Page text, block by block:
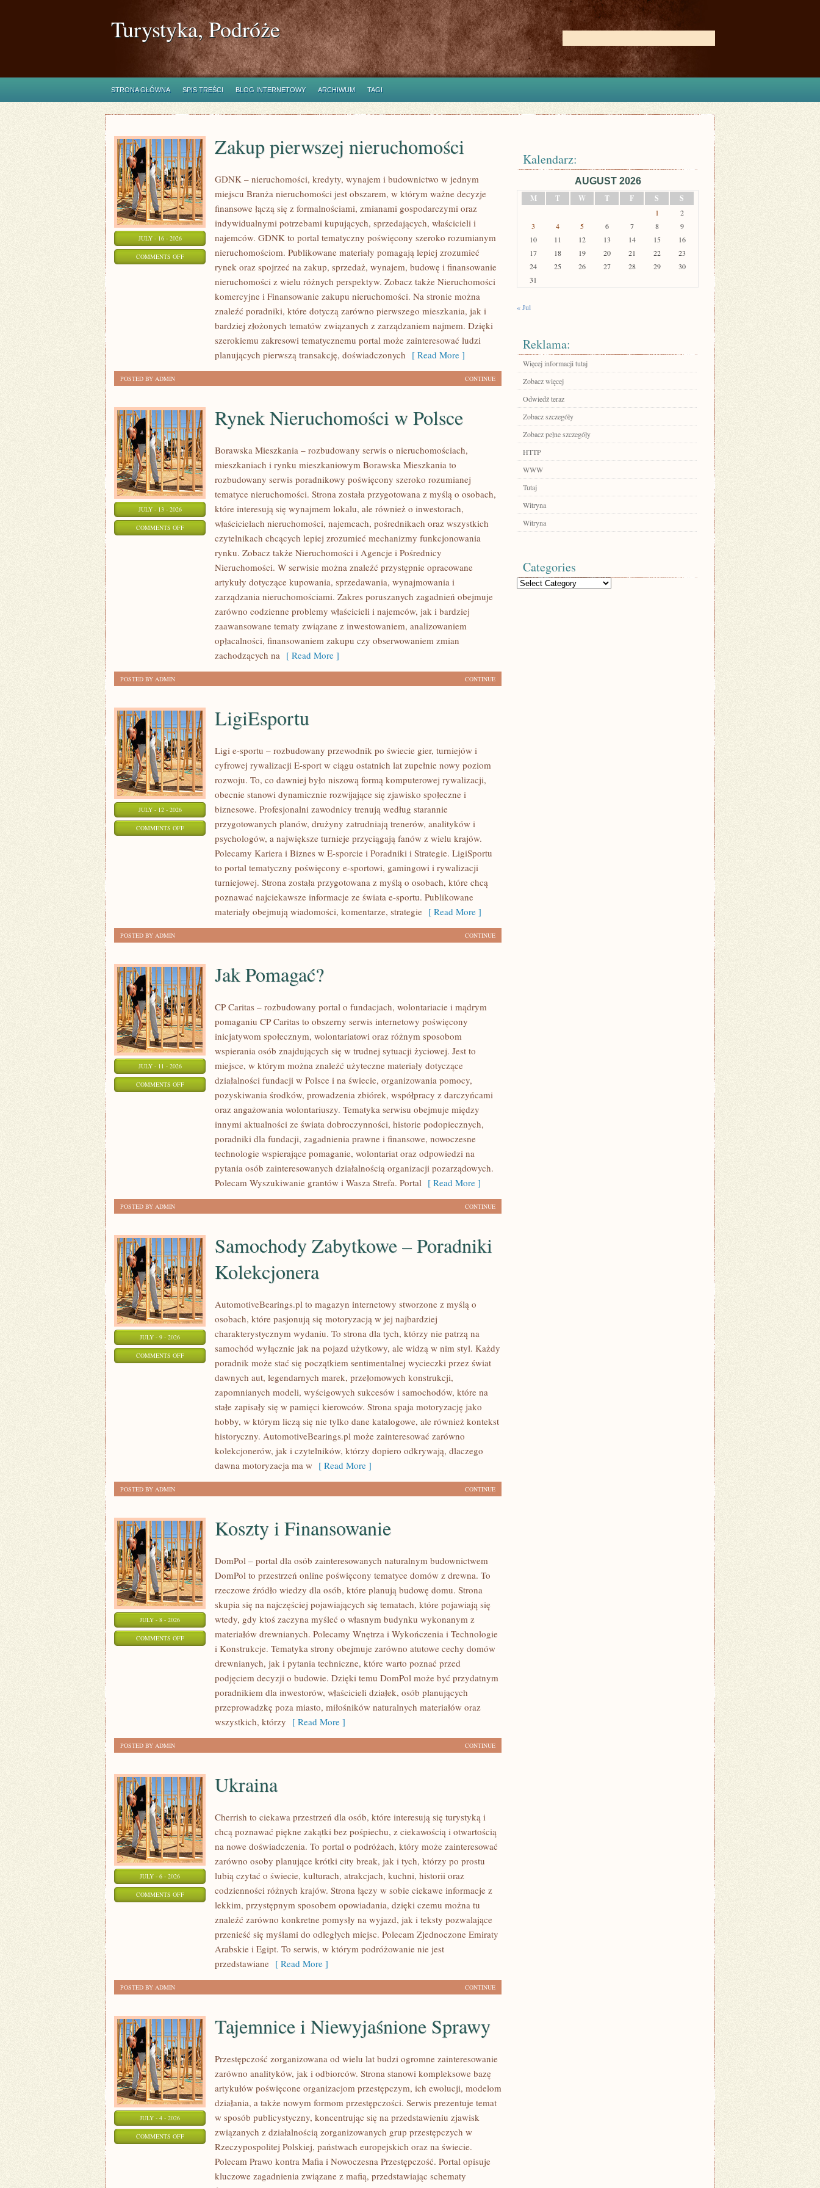
Turystyka, Podróże
STRONA GŁÓWNA SPIS TREŚCI BLOG INTERNETOWY ARCHIWUM TAGI
JULY - 16 - 2026
COMMENTS OFFON
PIERWSZEJ
NIERUCHOMOŚCI
Zakup pierwszej nieruchomości
GDNK – nieruchomości, kredyty, wynajem i budownictwo w jednym
miejscu Branża nieruchomości jest obszarem, w którym ważne decyzje
finansowe łączą się z formalnościami, zmianami gospodarczymi oraz
indywidualnymi potrzebami kupujących, sprzedających, właścicieli i
najemców. GDNK to portal tematyczny poświęcony szeroko rozumianym
nieruchomościom. Publikowane materiały pomagają lepiej zrozumieć
rynek oraz spojrzeć na zakup, sprzedaż, wynajem, budowę i finansowanie
nieruchomości z wielu różnych perspektyw. Zobacz także Nieruchomości
komercyjne i Finansowanie zakupu nieruchomości. Na stronie można
znaleźć poradniki, które dotyczą zarówno pierwszego mieszkania, jak i
bardziej złożonych tematów związanych z zarządzaniem najmem. Dzięki
szerokiemu zakresowi tematycznemu portal może zainteresować ludzi
planujących pierwszą transakcję, doświadczonych [ Read More ]
CONTINUE
POSTED BY ADMIN
JULY - 13 - 2026
COMMENTS OFFON
NIERUCHOMOŚCI
Rynek Nieruchomości w Polsce
Borawska Mieszkania – rozbudowany serwis o nieruchomościach,
mieszkaniach i rynku mieszkaniowym Borawska Mieszkania to
rozbudowany serwis poradnikowy poświęcony szeroko rozumianej
tematyce nieruchomości. Strona została przygotowana z myślą o osobach,
które interesują się wynajmem lokalu, ale również o inwestorach,
właścicielach nieruchomości, najemcach, pośrednikach oraz wszystkich
czytelnikach chcących lepiej zrozumieć mechanizmy funkcjonowania
rynku. Zobacz także Nieruchomości i Agencje i Pośrednicy
Nieruchomości. W serwisie można znaleźć przystępnie opracowane
artykuły dotyczące kupowania, sprzedawania, wynajmowania i
zarządzania nieruchomościami. Zakres poruszanych zagadnień obejmuje
zarówno codzienne problemy właścicieli i najemców, jak i bardziej
zaawansowane tematy związane z inwestowaniem, analizowaniem
opłacalności, finansowaniem zakupu czy obserwowaniem zmian
zachodzących na [ Read More ]
CONTINUE
POSTED BY ADMIN
JULY - 12 - 2026
COMMENTS OFFON
LIGIESPORTU
LigiEsportu
Ligi e-sportu – rozbudowany przewodnik po świecie gier, turniejów i
cyfrowej rywalizacji E-sport w ciągu ostatnich lat zupełnie nowy poziom
rozwoju. To, co dawniej było niszową formą komputerowej rywalizacji,
obecnie stanowi dynamicznie rozwijające się zjawisko społeczne i
biznesowe. Profesjonalni zawodnicy trenują według starannie
przygotowanych planów, drużyny zatrudniają trenerów, analityków i
psychologów, a największe turnieje przyciągają fanów z wielu krajów.
Polecamy Kariera i Biznes w E-sporcie i Poradniki i Strategie. LigiSportu
to portal tematyczny poświęcony e-sportowi, gamingowi i rywalizacji
turniejowej. Strona została przygotowana z myślą o osobach, które chcą
poznawać najciekawsze informacje ze świata e-sportu. Publikowane
materiały obejmują wiadomości, komentarze, strategie [ Read More ]
CONTINUE
POSTED BY ADMIN
JULY - 11 - 2026
COMMENTS OFFON
POMAGAĆ?
Jak Pomagać?
CP Caritas – rozbudowany portal o fundacjach, wolontariacie i mądrym
pomaganiu CP Caritas to obszerny serwis internetowy poświęcony
inicjatywom społecznym, wolontariatowi oraz różnym sposobom
wspierania osób znajdujących się w trudnej sytuacji życiowej. Jest to
miejsce, w którym można znaleźć użyteczne materiały dotyczące
działalności fundacji w Polsce i na świecie, organizowania pomocy,
pozyskiwania środków, prowadzenia zbiórek, współpracy z darczyńcami
oraz angażowania wolontariuszy. Tematyka serwisu obejmuje między
innymi aktualności ze świata dobroczynności, historie podopiecznych,
poradniki dla fundacji, zagadnienia prawne i finansowe, nowoczesne
technologie wspierające pomaganie, wolontariat oraz odpowiedzi na
pytania osób zainteresowanych działalnością organizacji pozarządowych.
Polecam Wyszukiwanie grantów i Wasza Strefa. Portal [ Read More ]
CONTINUE
POSTED BY ADMIN
JULY - 9 - 2026
COMMENTS OFFON
SAMOCHODY
Samochody Zabytkowe – Poradniki
Kolekcjonera
AutomotiveBearings.pl to magazyn internetowy stworzone z myślą o
osobach, które pasjonują się motoryzacją w jej najbardziej
charakterystycznym wydaniu. To strona dla tych, którzy nie patrzą na
samochód wyłącznie jak na pojazd użytkowy, ale widzą w nim styl. Każdy
poradnik może stać się początkiem sentimentalnej wycieczki przez świat
dawnych aut, legendarnych marek, przełomowych konstrukcji,
zapomnianych modeli, wyścigowych sukcesów i samochodów, które na
stałe zapisały się w pamięci kierowców. Strona spaja motoryzację jako
hobby, w którym liczą się nie tylko dane katalogowe, ale również kontekst
historyczny. AutomotiveBearings.pl może zainteresować zarówno
kolekcjonerów, jak i czytelników, którzy dopiero odkrywają, dlaczego
dawna motoryzacja ma w [ Read More ]
CONTINUE
POSTED BY ADMIN
JULY - 8 - 2026
COMMENTS OFFON
FINANSOWANIE
Koszty i Finansowanie
DomPol – portal dla osób zainteresowanych naturalnym budownictwem
DomPol to przestrzeń online poświęcony tematyce domów z drewna. To
rzeczowe źródło wiedzy dla osób, które planują budowę domu. Strona
skupia się na najczęściej pojawiających się tematach, które pojawiają się
wtedy, gdy ktoś zaczyna myśleć o własnym budynku wykonanym z
materiałów drewnianych. Polecamy Wnętrza i Wykończenia i Technologie
i Konstrukcje. Tematyka strony obejmuje zarówno atutowe cechy domów
drewnianych, jak i pytania techniczne, które warto poznać przed
podjęciem decyzji o budowie. Dzięki temu DomPol może być przydatnym
poradnikiem dla inwestorów, właścicieli działek, osób planujących
przeprowadzkę poza miasto, miłośników naturalnych materiałów oraz
wszystkich, którzy [ Read More ]
CONTINUE
POSTED BY ADMIN
JULY - 6 - 2026
COMMENTS OFFON
Ukraina
Cherrish to ciekawa przestrzeń dla osób, które interesują się turystyką i
chcą poznawać piękne zakątki bez pośpiechu, z ciekawością i otwartością
na nowe doświadczenia. To portal o podróżach, który może zainteresować
zarówno osoby planujące krótki city break, jak i tych, którzy po prostu
lubią czytać o świecie, kulturach, atrakcjach, kuchni, historii oraz
codzienności różnych krajów. Strona łączy w sobie ciekawe informacje z
lekkim, przystępnym sposobem opowiadania, dzięki czemu można tu
znaleźć zarówno konkretne pomysły na wyjazd, jak i teksty pozwalające
przenieść się myślami do odległych miejsc. Polecam Zjednoczone Emiraty
Arabskie i Egipt. To serwis, w którym podróżowanie nie jest
przedstawiane [ Read More ]
CONTINUE
POSTED BY ADMIN
JULY - 4 - 2026
COMMENTS OFFON
TAJEMNICE
NIEWYJAŚNIONE
Tajemnice i Niewyjaśnione Sprawy
Przestępczość zorganizowana od wielu lat budzi ogromne zainteresowanie
zarówno analityków, jak i odbiorców. Strona stanowi kompleksowe bazę
artykułów poświęcone organizacjom przestępczym, ich ewolucji, modelom
działania, a także nowym formom przestępczości. Serwis prezentuje temat
w sposób publicystyczny, koncentrując się na przedstawieniu zjawisk
związanych z działalnością zorganizowanych grup przestępczych w
Rzeczypospolitej Polskiej, państwach europejskich oraz na świecie.
Polecam Prawo kontra Mafia i Nowoczesna Przestępczość. Portal opisuje
kluczowe zagadnienia związane z mafią, przedstawiając schematy
Kalendarz:
AUGUST 2026
M
T W T F S S
1
2
3
4 5 6 7 8
9
10
11 12 13 14 15
16
17
18 19 20 21 22
23
24
25 26 27 28 29
30
31
« Jul
Reklama:
Więcej informacji tutaj
Zobacz więcej
Odwiedź teraz
Zobacz szczegóły
Zobacz pełne szczegóły
HTTP
WWW
Tutaj
Witryna
Witryna
Categories
Categories